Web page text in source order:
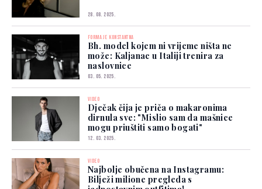
28. 08. 2025.
FORMA JE KONSTANTNA
Bh. model kojem ni vrijeme ništa ne
može: Kaljanac u Italiji trenira za
naslovnice
03. 05. 2025.
VIDEO
Dječak čija je priča o makaronima
dirnula sve: "Mislio sam da mašnice
mogu priuštiti samo bogati"
12. 03. 2025.
VIDEO
Najbolje obučena na Instagramu:
Bilježi milione pregleda s